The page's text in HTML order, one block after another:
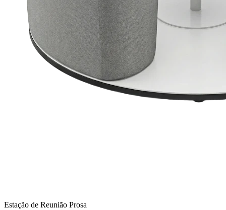
Estação de Reunião Prosa